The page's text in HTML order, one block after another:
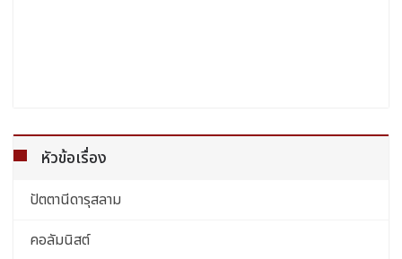
หัวข้อเรื่อง
ปัตตานีดารุสลาม
คอลัมนิสต์